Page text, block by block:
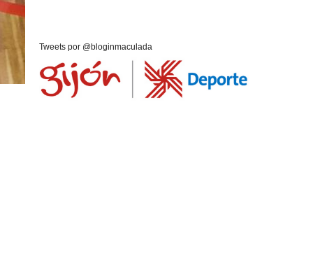
Tweets por @bloginmaculada